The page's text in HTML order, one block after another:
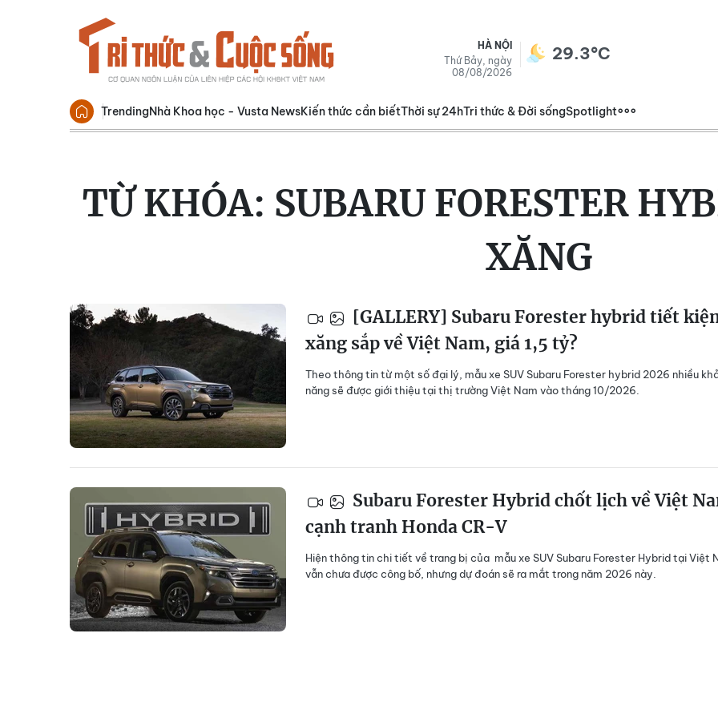
HÀ NỘI
Thứ Bảy, ngày
08/08/2026
29.3°C
TrendingNhà Khoa học - Vusta NewsKiến thức cần biếtThời sự 24hTri thức & Đời sốngSpotlight
TỪ KHÓA: SUBARU FORESTER
XĂNG
[GALLERY] Subaru Forester hybrid tiết
xăng sắp về Việt Nam, giá 1,5 tỷ?
Theo thông tin từ một số đại lý, mẫu xe SUV Subaru Forester hybrid 2026 nhiều
năng sẽ được giới thiệu tại thị trường Việt Nam vào tháng 10/2026.
Subaru Forester Hybrid chốt lịch về Việt
cạnh tranh Honda CR-V
Hiện thông tin chi tiết về trang bị của mẫu xe SUV Subaru Forester Hybrid tại Việt
vẫn chưa được công bố, nhưng dự đoán sẽ ra mắt trong năm 2026 này.